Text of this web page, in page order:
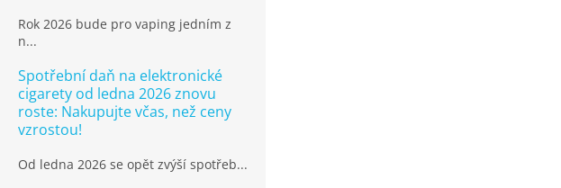
Rok 2026 bude pro vaping jedním z
n...
Spotřební daň na elektronické
cigarety od ledna 2026 znovu
roste: Nakupujte včas, než ceny
vzrostou!
Od ledna 2026 se opět zvýší spotřeb...